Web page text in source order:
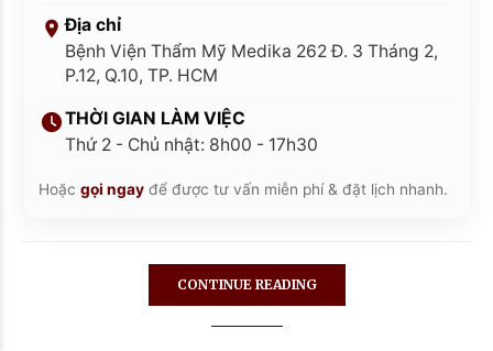
Địa chỉ
Bệnh Viện Thẩm Mỹ Medika 262 Đ. 3 Tháng 2,
P.12, Q.10, TP. HCM
THỜI GIAN LÀM VIỆC
Thứ 2 - Chủ nhật: 8h00 - 17h30
Hoặc gọi ngay để được tư vấn miễn phí & đặt lịch nhanh.
CONTINUE READING
Bích Phương
Đăng ký Nâng Ngực